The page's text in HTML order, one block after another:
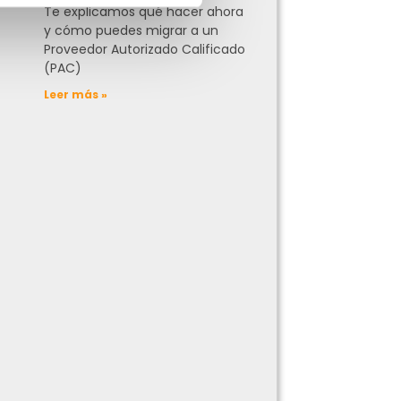
Te explicamos qué hacer ahora
y cómo puedes migrar a un
Proveedor Autorizado Calificado
(PAC)
Leer más »